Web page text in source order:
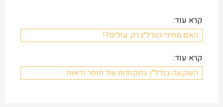
קרא עוד:
האם מחירי הנדל״ן רק עולים?!
קרא עוד:
השקעה בנדל״ן בתקופות של חוסר ודאות